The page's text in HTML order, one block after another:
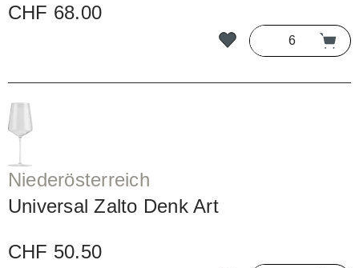
CHF 68.00
Niederösterreich
Universal Zalto Denk Art
CHF 50.50